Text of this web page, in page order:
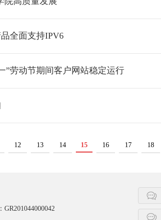
全面支持IPV6
”劳动节期间客户网站稳定运行
12 13 14 15 16 17 18